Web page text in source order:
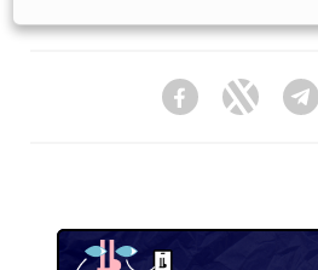
FacebookTwitter